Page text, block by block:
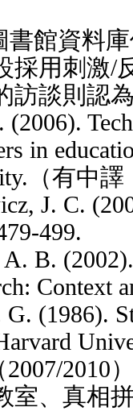
書館資料
採用刺激/
訪談則認
in
（有中
J. C.
499.
B.
Context
(1986).
2007/2010
室、真相